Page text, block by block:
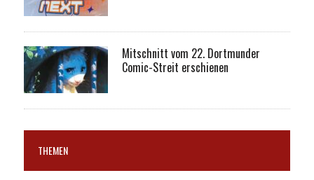
Mitschnitt vom 22. Dortmunder
Comic-Streit erschienen
THEMEN